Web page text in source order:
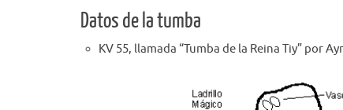
Datos de la tumba
KV 55, llamada “Tumba de la Reina Tiy” por